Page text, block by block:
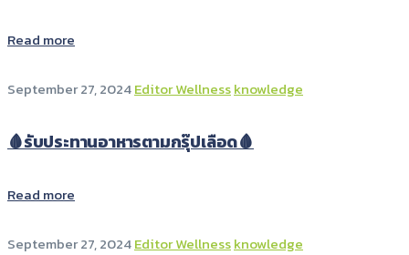
Read more
September 27, 2024Editor Wellnessknowledge
🩸รับประทานอาหารตามกรุ๊ปเลือด🩸
Read more
September 27, 2024Editor Wellnessknowledge